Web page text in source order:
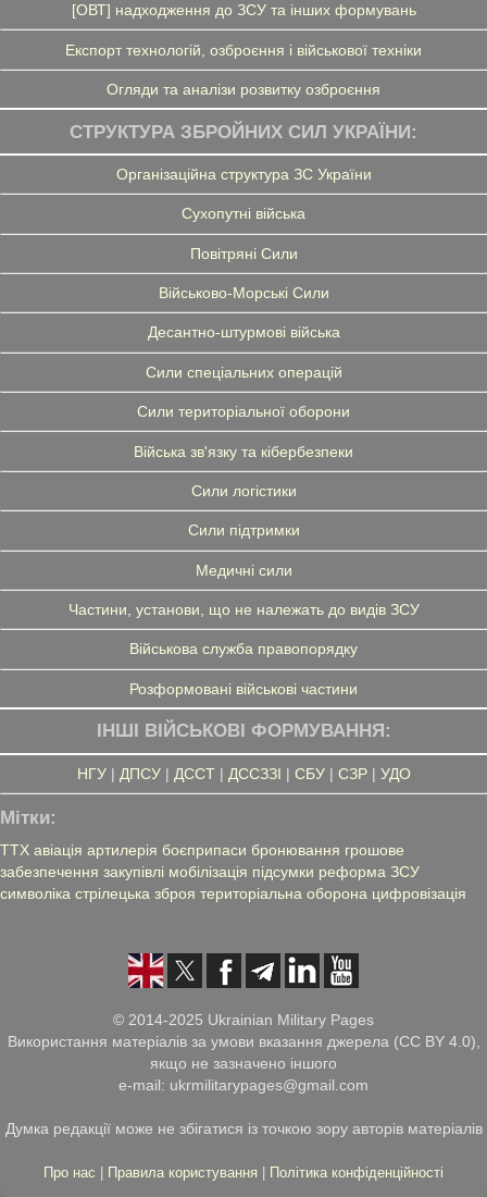
[ОВТ] надходження до ЗСУ та інших формувань
Експорт технологій, озброєння і військової техніки
Огляди та аналізи розвитку озброєння
СТРУКТУРА ЗБРОЙНИХ СИЛ УКРАЇНИ:
Організаційна структура ЗС України
Сухопутні війська
Повітряні Сили
Військово-Морські Сили
Десантно-штурмові війська
Сили спеціальних операцій
Сили територіальної оборони
Війська зв'язку та кібербезпеки
Сили логістики
Сили підтримки
Медичні сили
Частини, установи, що не належать до видів ЗСУ
Військова служба правопорядку
Розформовані військові частини
ІНШІ ВІЙСЬКОВІ ФОРМУВАННЯ:
НГУ| ДПСУ| ДССТ| ДССЗЗІ | СБУ| СЗР| УДО
Мітки:
ТТХ авіація артилерія боєприпаси бронювання грошове
забезпечення закупівлі мобілізація підсумки реформа ЗСУ
символіка стрілецька зброя територіальна оборона цифровізація
© 2014-2025 Ukrainian Military Pages
Використання матеріалів за умови вказання джерела (CC BY 4.0),
якщо не зазначено іншого
e-mail: ukrmilitarypages@gmail.com
Думка редакції може не збігатися із точкою зору авторів матеріалів
Про нас Правила користування Політика конфіденційності